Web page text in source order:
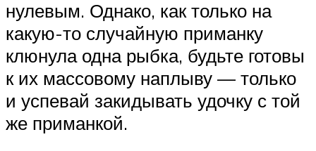
нулевым. Однако, как только на
какую-то случайную приманку
клюнула одна рыбка, будьте готовы
к их массовому наплыву — только
и успевай закидывать удочку с той
же приманкой.